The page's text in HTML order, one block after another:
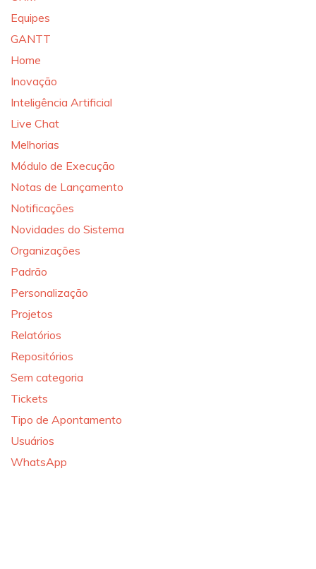
Equipes
GANTT
Home
Inovação
Inteligência Artificial
Live Chat
Melhorias
Módulo de Execução
Notas de Lançamento
Notificações
Novidades do Sistema
Organizações
Padrão
Personalização
Projetos
Relatórios
Repositórios
Sem categoria
Tickets
Tipo de Apontamento
Usuários
WhatsApp